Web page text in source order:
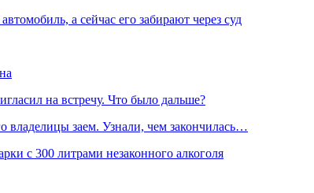
а сейчас его забирают через суд
на встречу. Что было дальше?
заем. Узнали, чем закончилась…
с 300 литрами незаконного алкоголя